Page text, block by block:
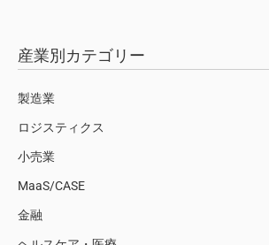
産業別カテゴリー
製造業
ロジスティクス
小売業
MaaS/CASE
金融